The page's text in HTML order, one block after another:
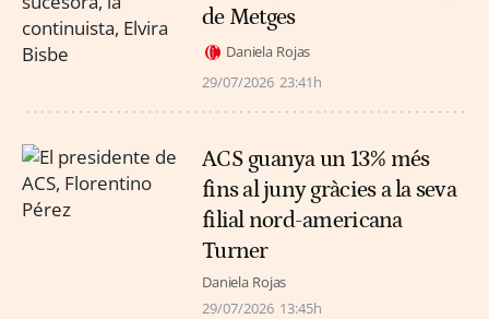
de Metges
Daniela Rojas
29/07/2026 23:41h
ACS guanya un 13% més
fins al juny gràcies a la seva
filial nord-americana
Turner
Daniela Rojas
29/07/2026 13:45h